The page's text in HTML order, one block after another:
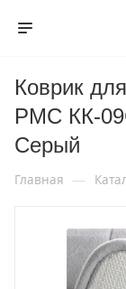
Коврик
РМС КК-
Серый
Главная —